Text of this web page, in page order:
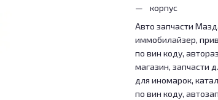
корпус
Авто запчасти
иммобилайзер,
по вин коду,
магазин, запчасти
для иномарок,
по вин коду,